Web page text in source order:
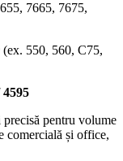
7665, 7675,
(ex. 550, 560, C75,
4595
precisă pentru volume
comercială și office,